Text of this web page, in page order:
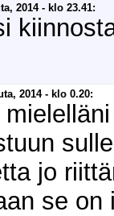
2014 - klo 23.41:
2014 - klo 0.20:
jo
se on